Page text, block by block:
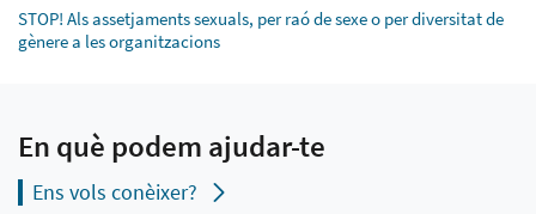
STOP! Als assetjaments sexuals, per raó de sexe o per diversitat de
gènere a les organitzacions
En què podem ajudar-te
Ens vols conèixer?